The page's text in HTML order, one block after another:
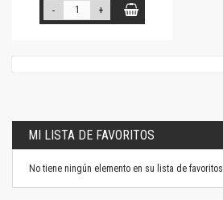
- +
MI LISTA DE FAVORITOS
No tiene ningún elemento en su lista de favoritos.